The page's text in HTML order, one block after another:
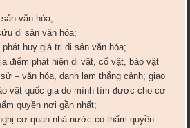
văn hóa;
di sản văn hóa;
huy giá trị di sản văn hóa;
điểm phát hiện di vật, cổ vật, bảo vật
– văn hóa, danh lam thắng cảnh; giao
vật quốc gia do mình tìm được cho cơ
quyền nơi gần nhất;
cơ quan nhà nước có thẩm quyền